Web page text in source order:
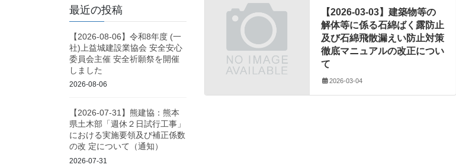
【2026-03-03】建築物等の
解体等に係る石綿ばく露防止
及び石綿飛散漏えい防止対策
徹底マニュアルの改正につい
て
2026-03-04
最近の投稿
【2026-08-06】令和8年度 (一
社)上益城建設業協会 安全安心
委員会主催 安全祈願祭を開催
しました
2026-08-06
【2026-07-31】熊建協：熊本
県土木部「週休２日試行工事」
における実施要領及び補正係数
の改 定について（通知）
2026-07-31